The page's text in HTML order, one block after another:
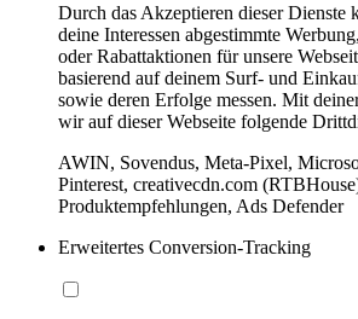
Durch das Akzeptieren dieser Dienste
deine Interessen abgestimmte
oder Rabattaktionen für unsere
basierend auf deinem Surf- und
sowie deren Erfolge messen. Mit
wir auf dieser Webseite folgende
AWIN, Sovendus, Meta-Pixel,
Pinterest, creativecdn.com
Produktempfehlungen, Ads Defender
Erweitertes Conversion-Tracking